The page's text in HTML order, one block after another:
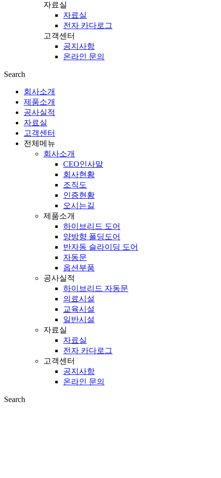
자료실
자료실
전자 카다로그
고객센터
공지사항
온라인 문의
Search
회사소개
제품소개
공사실적
자료실
고객센터
전체메뉴
회사소개
CEO인사말
회사현황
조직도
인증현황
오시는길
제품소개
하이브리드 도어
양방향 폴딩도어
반자동 슬라이딩 도어
자동문
옵션부품
공사실적
하이브리드 자동문
의료시설
교육시설
일반시설
자료실
자료실
전자 카다로그
고객센터
공지사항
온라인 문의
Search